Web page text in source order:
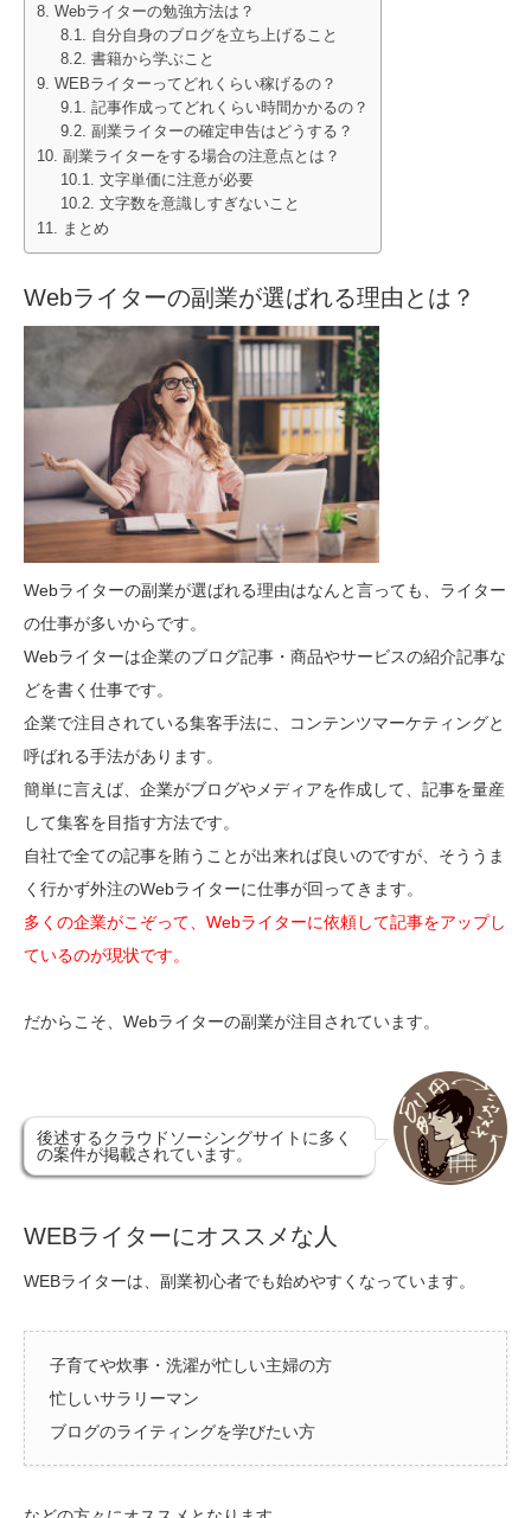
Webライターの勉強方法は？
自分自身のブログを立ち上げること
書籍から学ぶこと
WEBライターってどれくらい稼げるの？
記事作成ってどれくらい時間かかるの？
副業ライターの確定申告はどうする？
副業ライターをする場合の注意点とは？
文字単価に注意が必要
文字数を意識しすぎないこと
まとめ
Webライターの副業が選ばれる理由とは？
Webライターの副業が選ばれる理由はなんと言っても、ライター
の仕事が多いからです。
Webライターは企業のブログ記事・商品やサービスの紹介記事な
どを書く仕事です。
企業で注目されている集客手法に、コンテンツマーケティングと
呼ばれる手法があります。
簡単に言えば、企業がブログやメディアを作成して、記事を量産
して集客を目指す方法です。
自社で全ての記事を賄うことが出来れば良いのですが、そううま
く行かず外注のWebライターに仕事が回ってきます。
多くの企業がこぞって、Webライターに依頼して記事をアップし
ているのが現状です。
だからこそ、Webライターの副業が注目されています。
後述するクラウドソーシングサイトに多く
の案件が掲載されています。
WEBライターにオススメな人
WEBライターは、副業初心者でも始めやすくなっています。
子育てや炊事・洗濯が忙しい主婦の方
忙しいサラリーマン
ブログのライティングを学びたい方